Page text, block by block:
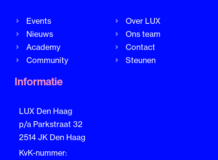
Events
Nieuws
Academy
Community
Over LUX
Ons team
Contact
Steunen
Informatie
LUX Den Haag
p/a Parkstraat 32
2514 JK Den Haag
KvK-nummer: